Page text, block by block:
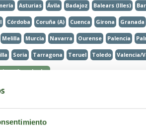
Asturias Ávila Badajoz Balears (Illes)
Córdoba Coruña (A) Cuenca Girona Granada
Melilla Murcia Navarra Ourense Palencia
Soria Tarragona Teruel Toledo Valencia/
desechados